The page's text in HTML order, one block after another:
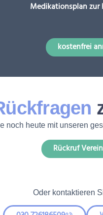
Medikationsplan zur
kostenfrei
noch heute mit unseren
Rückruf
Oder kontaktieren